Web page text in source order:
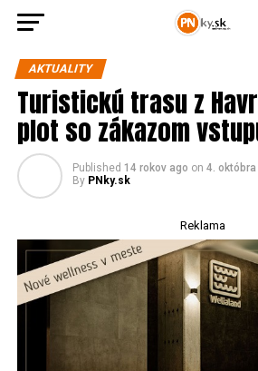
AKTUALITY
Turistickú trasu z
plot so zákazom
Published 14 rokov ago on 4.
By PNky.sk
Reklama